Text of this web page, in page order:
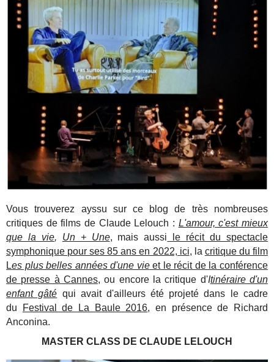
Vous trouverez ayssu sur ce blog de très nombreuses
critiques de films de Claude Lelouch : L'amour, c'est mieux
que la vie, Un + Une, mais aussi le récit du spectacle
symphonique pour ses 85 ans en 2022, ici, la critique du film
Les plus belles années d'une vieet le récit de la conférence
de presse à Cannes, ou encore la critique d'Itinéraire d'un
enfant gâté qui avait d'ailleurs été projeté dans le cadre
du
Festival de La Baule 2016, en présence de Richard
Anconina.
MASTER CLASS DE CLAUDE LELOUCH